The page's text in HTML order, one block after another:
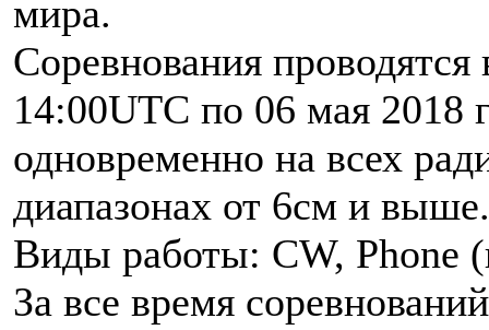
мира.
Соревнования
14:00UTC по 06 мая 2018
одновременно на всех
диапазонах от 6см и выше.
Виды работы: CW, Phone
За все время